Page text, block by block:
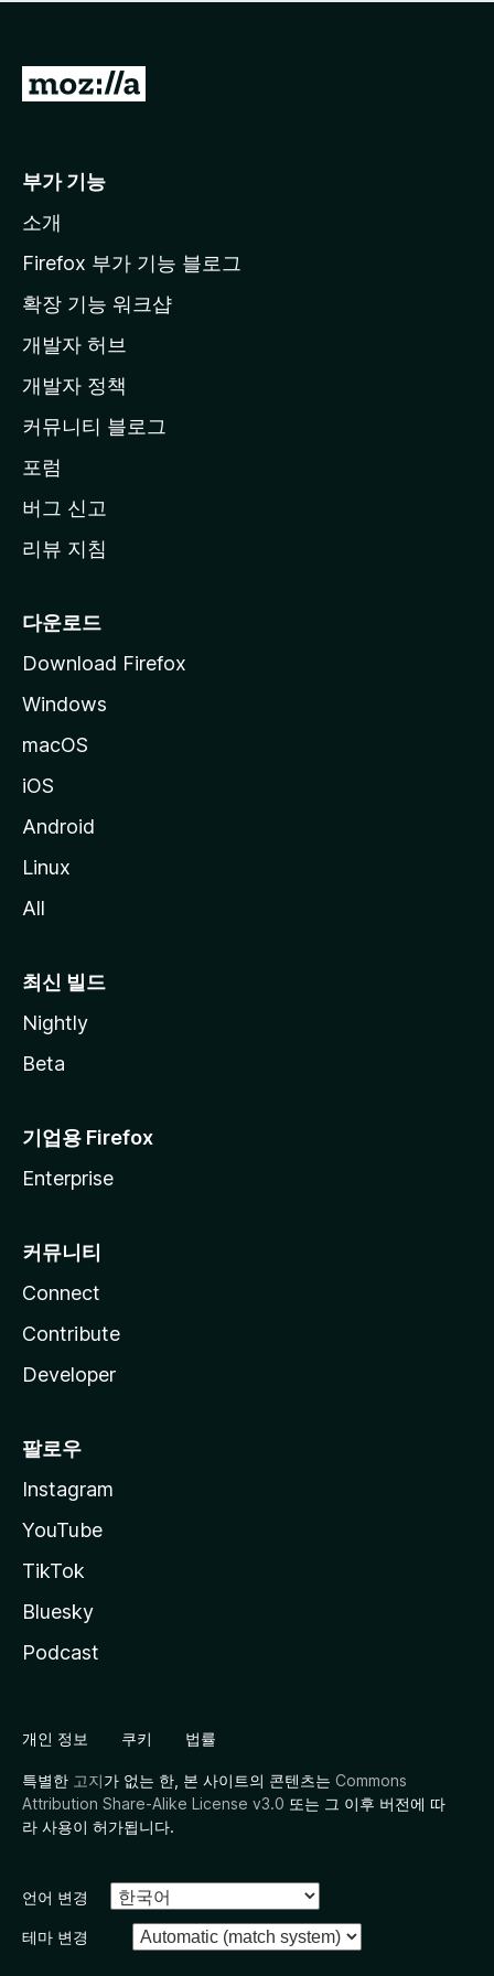
점
습
니
M
l
a
페
이
지
이
동
부가 기능
소개
Firefox 부가 기능 블로그
확장 기능 워크샵
개발자 허브
개발자 정책
커뮤니티 블로그
포럼
버그 신고
리뷰 지침
다운로드
Download Firefox
Windows
macOS
iOS
Android
Linux
All
최신 빌드
Nightly
Beta
기업용 Firefox
Enterprise
커뮤니티
Connect
Contribute
Developer
팔로우
Instagram
YouTube
TikTok
Bluesky
Podcast
개인 정보 쿠키 법률
특별한 고지가 없는 한, 본 사이트의 콘텐츠는 Commons
Attribution Share-Alike License v3.0 또는 그 이후 버전에 따
라 사용이 허가됩니다.
언어 변경
테마 변경